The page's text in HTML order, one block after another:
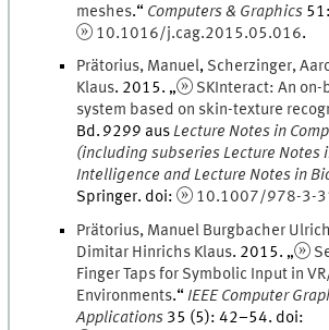
meshes.“ Computers & Graphics 51:
10.1016/j.cag.2015.05.016.
Prätorius, Manuel, Scherzinger,
Klaus. 2015. „
SKInteract: An
system based on skin-texture
Bd. 9299 ausLecture Notes in
(including subseries Lecture Notes
Intelligence and Lecture Notes in
Springer. doi: 10.1007/978-3-
Prätorius, Manuel Burgbacher Ulrich
Dimitar Hinrichs Klaus. 2015. „
Finger Taps for Symbolic Input in
Environments.“IEEE Computer
Applications 35 (5):42–54. doi: